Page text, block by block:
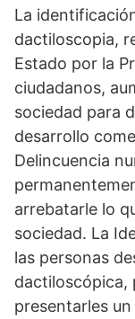
La
dactiloscopia,
Estado por la
ciudadanos,
sociedad para
desarrollo
Delincuencia
arrebatarle lo
sociedad. La
las personas
dactiloscópica,
presentarles